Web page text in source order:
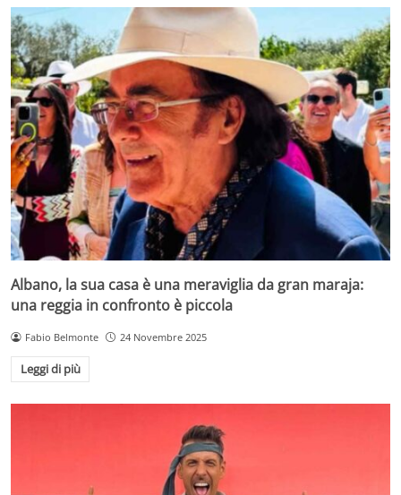
Albano, la sua casa è una meraviglia da gran maraja:
una reggia in confronto è piccola
Fabio Belmonte 24 Novembre 2025
Leggi di più